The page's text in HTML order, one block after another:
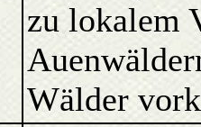
zu lokalem
Wälder